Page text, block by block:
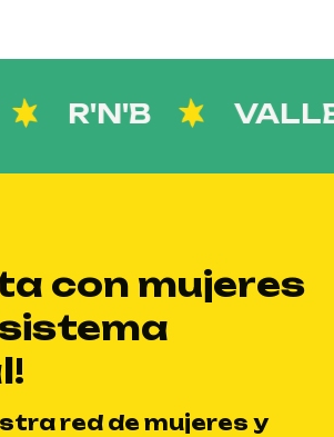
R'N'B
con mujeres
red de mujeres y